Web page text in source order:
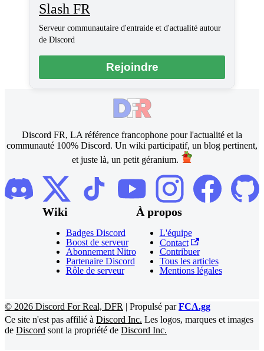
Slash FR
Serveur communautaire d'entraide et d'actualité autour
de Discord
Rejoindre
Discord FR, LA référence francophone pour l'actualité et la
communauté 100% Discord. Un wiki participatif, un blog pertinent,
et juste là, un petit géranium.
Wiki
Badges Discord
Boost de serveur
Abonnement Nitro
Partenaire Discord
Rôle de serveur
À propos
L'équipe
Contact
Contribuer
Tous les articles
Mentions légales
© 2026 Discord For Real, DFR | Propulsé par FCA.gg
Ce site n'est pas affilié à Discord Inc. Les logos, marques et images
de Discord sont la propriété de Discord Inc.